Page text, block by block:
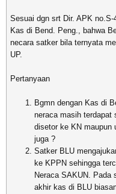
Sesuai dgn srt Dir. APK
Kas di Bend. Peng., bahwa
necara satker bila ternyata
UP.
Pertanyaan
Bgmn dengan Kas di
neraca masih terdapat
disetor ke KN maupun
juga ?
Satker BLU
ke KPPN sehingga
Neraca SAKUN. Pada
akhir kas di BLU